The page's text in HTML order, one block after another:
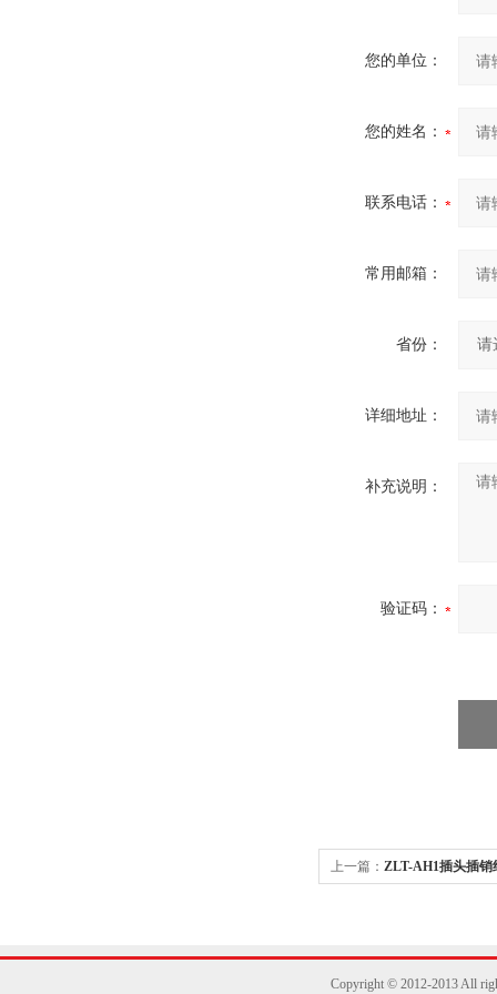
您的单位：
您的姓名：
联系电话：
常用邮箱：
省份：
详细地址：
补充说明：
验证码：
上一篇： ZLT-AH1插头插销
Copyright © 2012-2013 All